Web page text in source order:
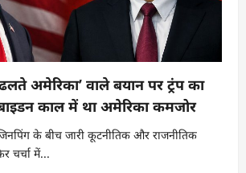
अमेरिका’ वाले बयान पर ट्रंप का
काल में था अमेरिका कमजोर
के बीच जारी कूटनीतिक और राजनीतिक
चर्चा में...